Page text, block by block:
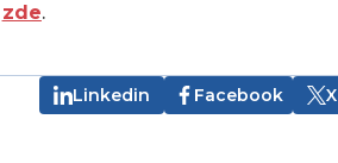
zde.
Linkedin Facebook X